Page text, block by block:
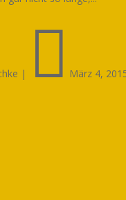
|  März 4,